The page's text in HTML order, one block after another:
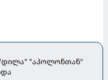
"დილა" "აპოლონთან"